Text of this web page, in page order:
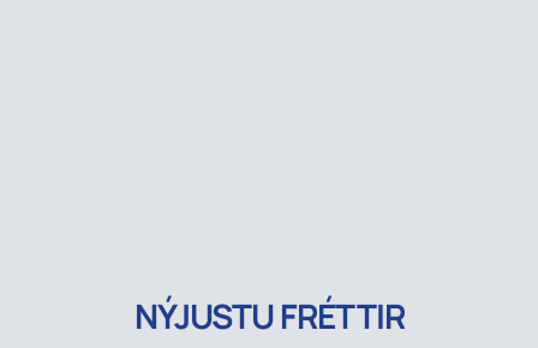
NÝJUSTU FRÉTTIR